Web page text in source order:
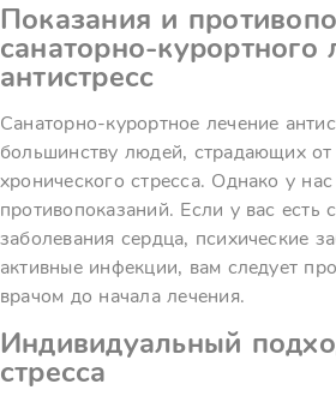
Показания и
санаторно-курортного
антистресс
Санаторно-курортное лечение
большинству людей, страдающих от
хронического стресса. Однако у
противопоказаний. Если у вас есть
заболевания сердца, психические
активные инфекции, вам следует
врачом до начала лечения.
Индивидуальный
стресса